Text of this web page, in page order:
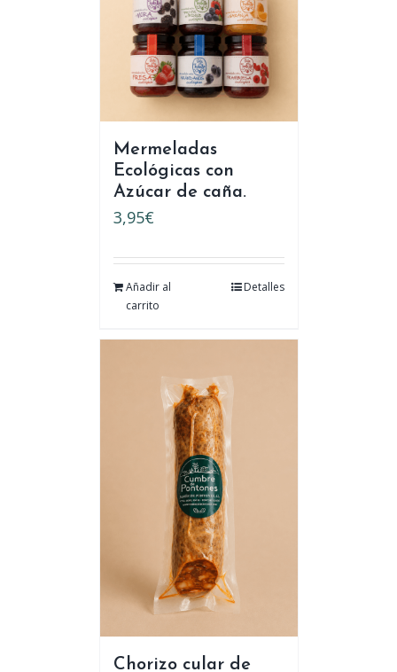
Mermeladas
Ecológicas con
Azúcar de caña.
3,95€
Añadir al
carrito
Detalles
Chorizo cular de